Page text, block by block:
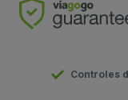
Controles